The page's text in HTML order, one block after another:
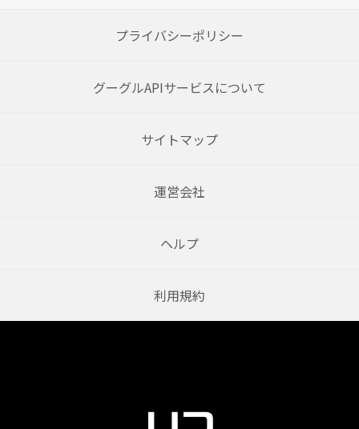
プライバシーポリシー
グーグルAPIサービスについて
サイトマップ
運営会社
ヘルプ
利用規約